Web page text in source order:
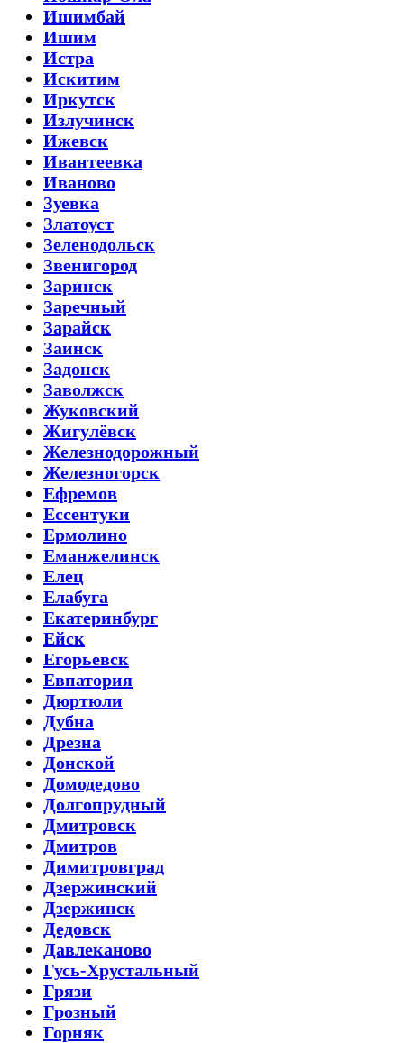
Ишимбай
Ишим
Истра
Искитим
Иркутск
Излучинск
Ижевск
Ивантеевка
Иваново
Зуевка
Златоуст
Зеленодольск
Звенигород
Заринск
Заречный
Зарайск
Заинск
Задонск
Заволжск
Жуковский
Жигулёвск
Железнодорожный
Железногорск
Ефремов
Ессентуки
Ермолино
Еманжелинск
Елец
Елабуга
Екатеринбург
Ейск
Егорьевск
Евпатория
Дюртюли
Дубна
Дрезна
Донской
Домодедово
Долгопрудный
Дмитровск
Дмитров
Димитровград
Дзержинский
Дзержинск
Дедовск
Давлеканово
Гусь-Хрустальный
Грязи
Грозный
Горняк